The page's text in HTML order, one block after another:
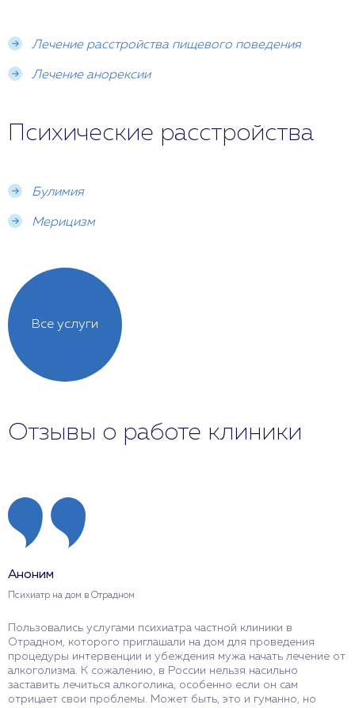
Лечение расстройства пищевого поведения
Лечение анорексии
Психические расстройства
Булимия
Мерицизм
Все услуги
Отзывы о работе клиники
Аноним
Психиатр на дом в Отрадном
Пользовались услугами психиатра частной клиники в
Отрадном, которого приглашали на дом для проведения
процедуры интервенции и убеждения мужа начать лечение от
алкоголизма. К сожалению, в России нельзя насильно
заставить лечиться алкоголика, особенно если он сам
отрицает свои проблемы. Может быть, это и гуманно, но